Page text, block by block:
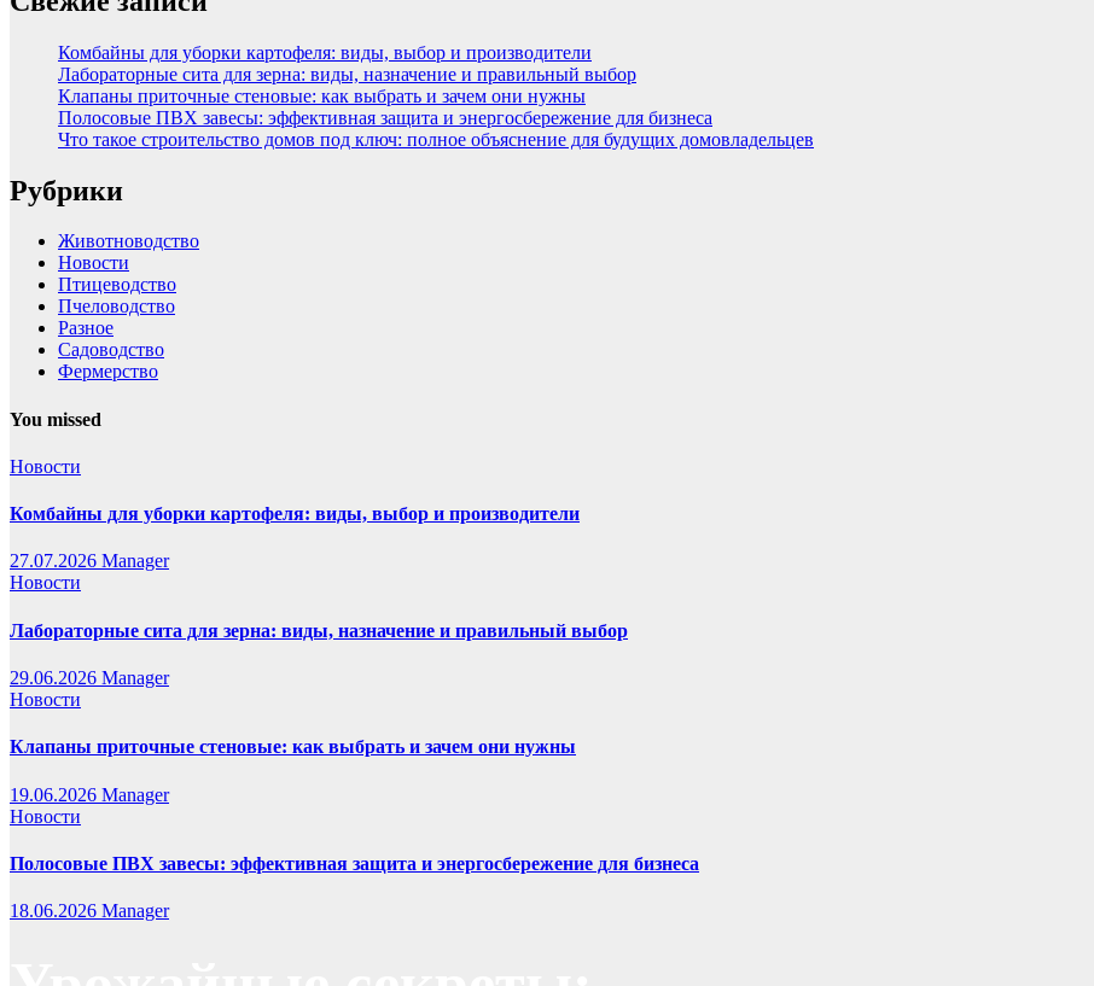
Комбайны для уборки картофеля: виды, выбор и производители
Лабораторные сита для зерна: виды, назначение и правильный выбор
Клапаны приточные стеновые: как выбрать и зачем они нужны
Полосовые ПВХ завесы: эффективная защита и энергосбережение для бизнеса
Что такое строительство домов под ключ: полное объяснение для будущих домовладельцев
Рубрики
Животноводство
Новости
Птицеводство
Пчеловодство
Разное
Садоводство
Фермерство
You missed
Новости
Комбайны для уборки картофеля: виды, выбор и производители
27.07.2026 Manager
Новости
Лабораторные сита для зерна: виды, назначение и правильный выбор
29.06.2026 Manager
Новости
Клапаны приточные стеновые: как выбрать и зачем они нужны
19.06.2026 Manager
Новости
Полосовые ПВХ завесы: эффективная защита и энергосбережение для бизнеса
18.06.2026 Manager